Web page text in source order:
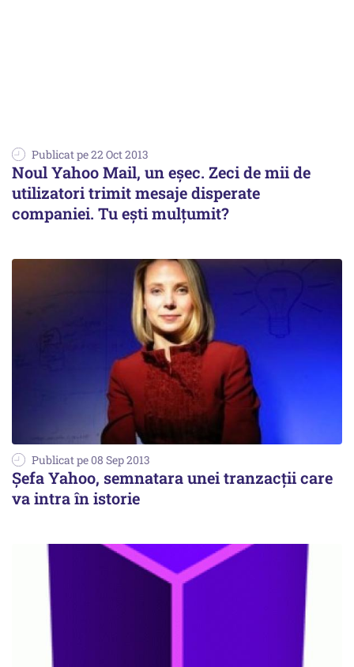
Publicat pe 22 Oct 2013
Noul Yahoo Mail, un eșec. Zeci de mii de
utilizatori trimit mesaje disperate
companiei. Tu ești mulțumit?
Publicat pe 08 Sep 2013
Șefa Yahoo, semnatara unei tranzacții care
va intra în istorie